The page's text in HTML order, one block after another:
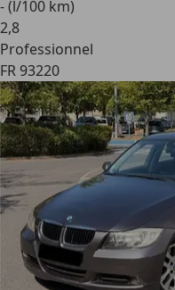
- (l/100 km)
2,8
Professionnel
FR 93220